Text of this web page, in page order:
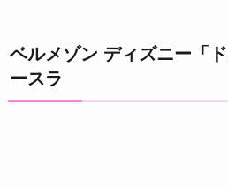
ベルメゾン ディズニー「
ースラ